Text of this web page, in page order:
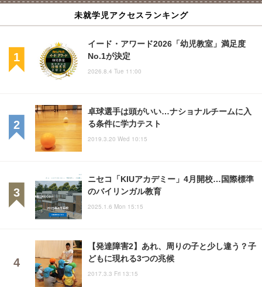
未就学児アクセスランキング
イード・アワード2026「幼児教室」満足度
No.1が決定
2026.8.4 Tue 11:00
卓球選手は頭がいい…ナショナルチームに入
る条件に学力テスト
2019.3.20 Wed 10:15
ニセコ「KIUアカデミー」4月開校…国際標準
のバイリンガル教育
2025.1.6 Mon 15:15
【発達障害2】あれ、周りの子と少し違う？子
どもに現れる3つの兆候
2017.3.3 Fri 13:15